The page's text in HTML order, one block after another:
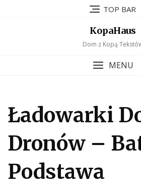
TOP BAR
KopaHaus
Dom z Kopą
MENU
Ładowarki
Dronów –
Podstawa